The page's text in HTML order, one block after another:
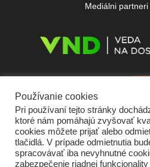
Mediálni partneri
Používanie cookies
Pri používaní tejto stránky
ktoré nám pomáhajú zvyšovať
cookies môžete prijať alebo
tlačidlá. V prípade odmietnutia
spracovávať iba nevyhnutné
zabezpečenie riadnej